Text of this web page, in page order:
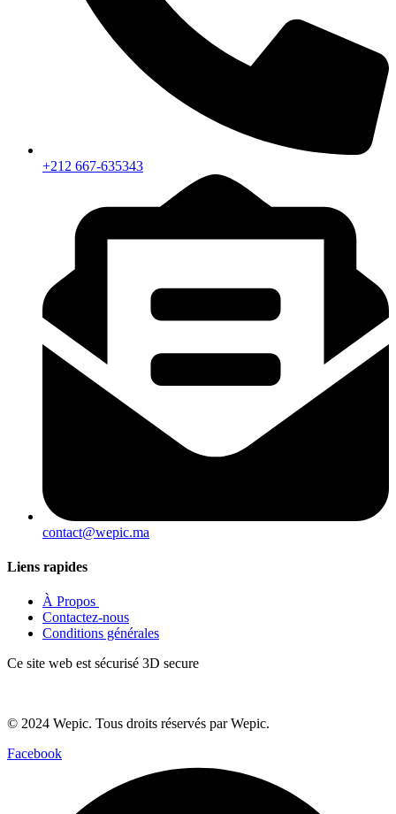
+212 667-635343
contact@wepic.ma
Liens rapides
À Propos ​
Contactez-nous
Conditions générales
Ce site web est sécurisé 3D secure
© 2024 Wepic. Tous droits réservés par Wepic.
Facebook